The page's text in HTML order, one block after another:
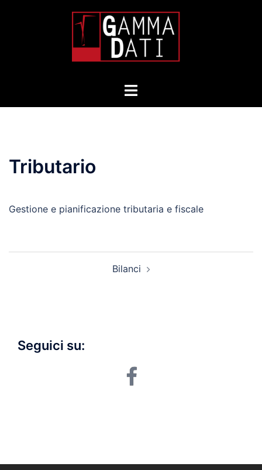
Toggle
Tributario
Gestione e pianificazione tributaria e fiscale
Bilanci
Seguici su:
facebook